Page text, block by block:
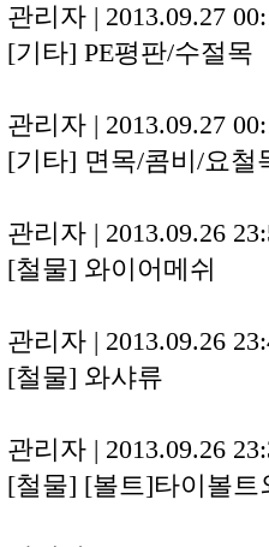
관리자 | 2013.09.27
[기타] PE평판/수절목
관리자 | 2013.09.27
[기타] 면목/콤비/요철
관리자 | 2013.09.26
[철물] 와이어메쉬
관리자 | 2013.09.26
[철물] 와샤류
관리자 | 2013.09.26
[철물] [볼트]타이볼트